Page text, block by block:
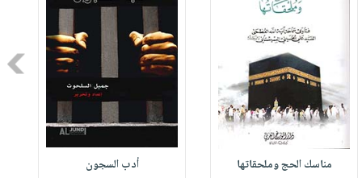
مناسك الحج وملحقاتها
أدب السجون